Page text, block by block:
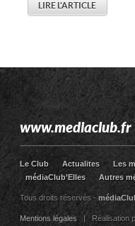
LIRE L'ARTICLE
www.mediaclub.fr
Le Club Actualites Les
médiaClub’Elles
Autres
Tous droits réservés -
Mentions légales| Réalisation